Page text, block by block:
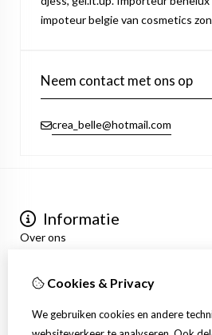
impoteur belgie van cosmetics
Neem contact met ons op
crea_belle@hotmail.com
Informatie
Over ons
Algemene voorwaarden
Mijn account
Inloggen
Cookies & Privacy
We gebruiken cookies en andere